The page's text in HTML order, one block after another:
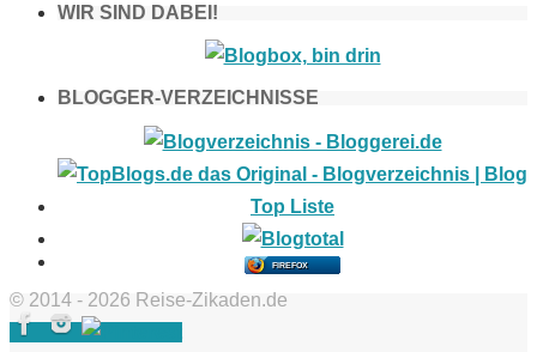
WIR SIND DABEI!
BLOGGER-VERZEICHNISSE
FIREFOX
© 2014 - 2026 Reise-Zikaden.de